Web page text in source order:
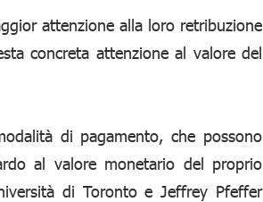
attenzione alla loro retribuzione
concreta attenzione al valore del
di pagamento, che possono
al valore monetario del proprio
di Toronto e Jeffrey Pfeffer